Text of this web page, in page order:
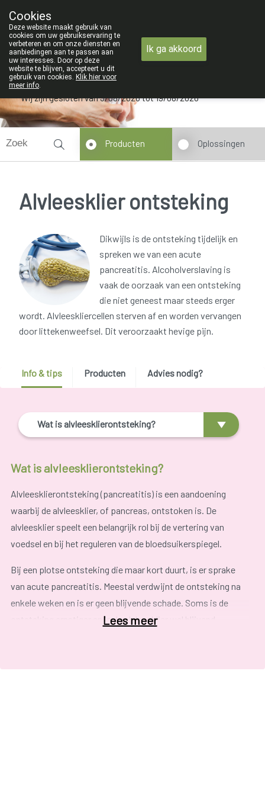
09 228 32 36
Wij zijn gesloten van 3/08/2026 tot 19/08/2026
Producten Oplossingen
Alvleesklier ontsteking
Dikwijls is de ontsteking tijdelijk en
spreken we van een acute
pancreatitis. Alcoholverslaving is
vaak de oorzaak van een ontsteking
die niet geneest maar steeds erger
wordt. Alvleeskliercellen sterven af en worden vervangen
door littekenweefsel. Dit veroorzaakt hevige pijn.
Info & tips Producten Advies nodig?
Wat is alvleesklierontsteking?
Wat is alvleesklierontsteking?
Alvleesklierontsteking (pancreatitis) is een aandoening
waarbij de alvleesklier, of pancreas, ontstoken is. De
alvleesklier speelt een belangrijk rol bij de vertering van
voedsel en bij het reguleren van de bloedsuikerspiegel.
Bij een plotse ontsteking die maar kort duurt, is er sprake
van acute pancreatitis. Meestal verdwijnt de ontsteking na
enkele weken en is er geen blijvende schade. Soms is de
ontsteking ernstiger en is de alvleesklier wel blijvend
pancreatitis geneest de ontsteking niet of keert ze steeds
Lees meer
Cookies
Deze website maakt gebruik van
cookies om uw gebruikservaring te
verbeteren en om onze diensten en
aanbiedingen aan te passen aan
uw interesses. Door op deze
website te blijven, accepteert u dit
gebruik van cookies. Klik hier voor
meer info.
Ik ga akkoord